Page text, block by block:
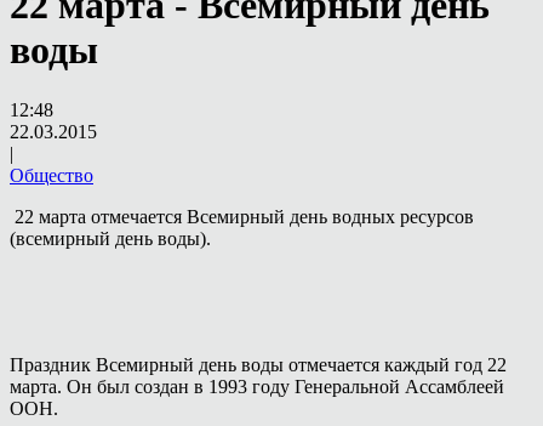
воды
12:48
22.03.2015
|
Общество
22 марта отмечается Всемирный день водных ресурсов
(всемирный день воды).
Праздник Всемирный день воды отмечается каждый год 22
марта. Он был создан в 1993 году Генеральной Ассамблеей
ООН.